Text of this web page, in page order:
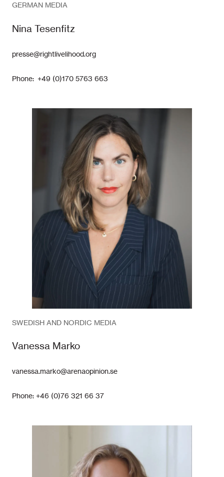
GERMAN MEDIA
Nina Tesenfitz
presse@rightlivelihood.org
Phone: +49 (0)170 5763 663
SWEDISH AND NORDIC MEDIA
Vanessa Marko
vanessa.marko@arenaopinion.se
Phone: +46 (0)76 321 66 37